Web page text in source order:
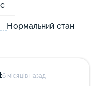
Нормальний стан
6 місяців назад